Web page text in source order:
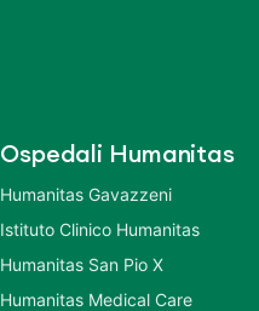
Ospedali Humanitas
Humanitas Gavazzeni
Istituto Clinico Humanitas
Humanitas San Pio X
Humanitas Medical Care